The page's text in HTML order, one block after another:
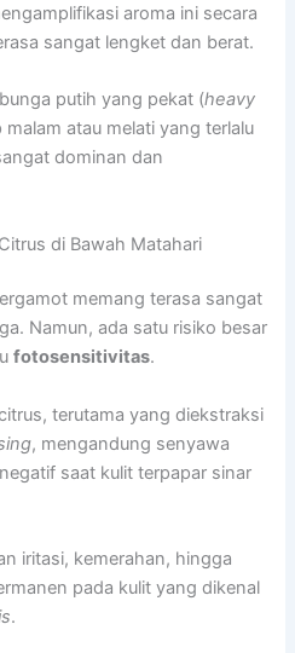
aroma ini secara
sangat lengket dan berat.
putih yang pekat (heavy
malam atau melati yang terlalu
dominan dan
di Bawah Matahari
memang terasa sangat
Namun, ada satu risiko besar
fotosensitivitas.
terutama yang diekstraksi
, mengandung senyawa
saat kulit terpapar sinar
iritasi, kemerahan, hingga
pada kulit yang dikenal
.